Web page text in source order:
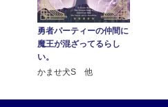
勇者パーティーの仲間に
魔王が混ざってるらし
い。
かませ犬S 他